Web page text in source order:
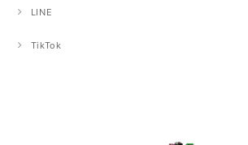
LINE
TikTok